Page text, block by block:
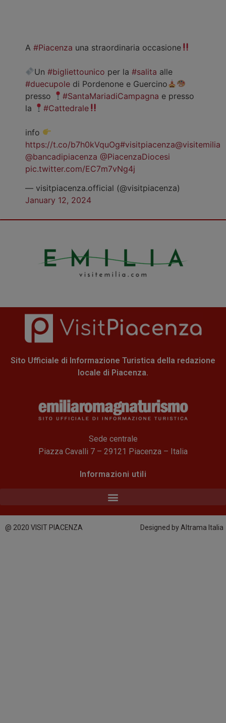
A #Piacenza una straordinaria occasione
Un#bigliettounico per la#salita alle
#duecupole di Pordenone e Guercino
presso
#SantaMariadiCampagna e presso
la
#Cattedrale
info
https://t.co/b7h0kVquOg#visitpiacenza@visitemilia
@bancadipiacenza @PiacenzaDiocesi
pic.twitter.com/EC7m7vNg4j
— visitpiacenza.official (@visitpiacenza)
January 12, 2024
Sito Ufficiale di Informazione Turistica della redazione
locale di Piacenza.
Sede centrale
Piazza Cavalli 7 – 29121 Piacenza – Italia
Informazioni utili
@ 2020 VISIT PIACENZA Designed by Altrama Italia